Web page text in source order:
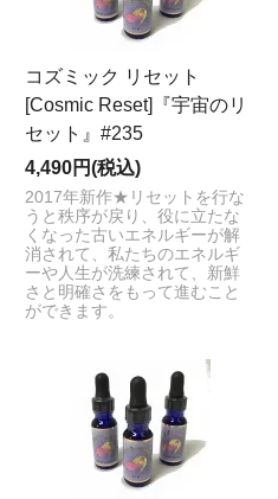
コズミック リセット
[Cosmic Reset]『宇宙のリ
セット』#235
4,490円(税込)
2017年新作★リセットを行な
うと秩序が戻り、役に立たな
くなった古いエネルギーが解
消されて、私たちのエネルギ
ーや人生が洗練されて、新鮮
さと明確さをもって進むこと
ができます。